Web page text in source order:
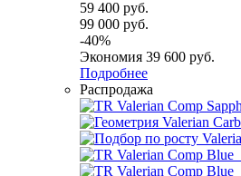
59 400 руб.
99 000 руб.
-40%
Экономия 39 600 руб.
Подробнее
Распродажа